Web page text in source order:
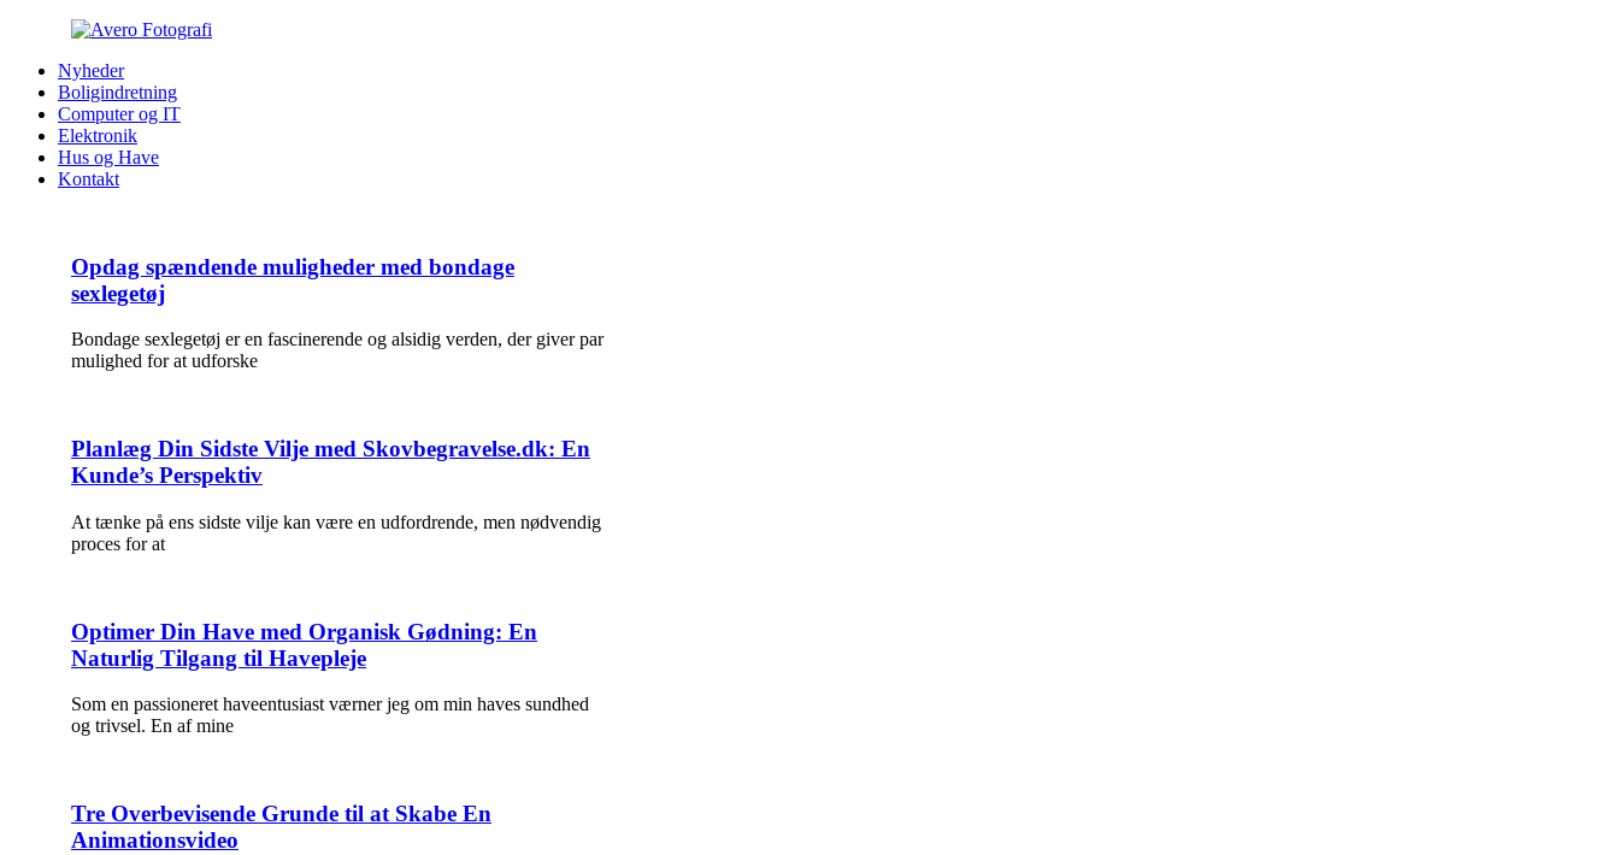
Nyheder
Boligindretning
Computer og IT
Elektronik
Hus og Have
Kontakt
Opdag spændende muligheder med bondage
sexlegetøj
Bondage sexlegetøj er en fascinerende og alsidig verden, der giver par
mulighed for at udforske
Planlæg Din Sidste Vilje med Skovbegravelse.dk: En
Kunde’s Perspektiv
At tænke på ens sidste vilje kan være en udfordrende, men nødvendig
proces for at
Optimer Din Have med Organisk Gødning: En
Naturlig Tilgang til Havepleje
Som en passioneret haveentusiast værner jeg om min haves sundhed
og trivsel. En af mine
Tre Overbevisende Grunde til at Skabe En
Animationsvideo